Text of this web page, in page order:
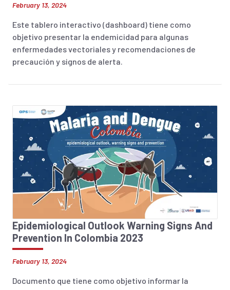
February 13, 2024
Este tablero interactivo (dashboard) tiene como
objetivo presentar la endemicidad para algunas
enfermedades vectoriales y recomendaciones de
precaución y signos de alerta.
Epidemiological Outlook Warning Signs And
Prevention In Colombia 2023
February 13, 2024
Documento que tiene como objetivo informar la